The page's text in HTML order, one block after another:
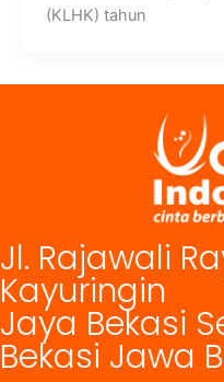
(KLHK) tahun
Jl. Rajawali
Kayuringin
Jaya Bekasi
Bekasi Jawa